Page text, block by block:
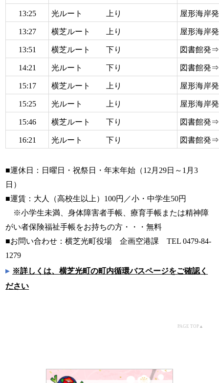
13:25 光ルート 上り 屋形海岸
13:27 横芝ルート 上り 屋形海岸
13:51 横芝ルート 下り 図書館発
14:21 光ルート 下り 図書館発
15:17 横芝ルート 上り 屋形海岸
15:25 光ルート 上り 屋形海岸
15:46 横芝ルート 下り 図書館発
16:21 光ルート 下り 図書館発
■運休日：日曜日・祝祭日・年末年始（12月29日～1月3
日）
■運賃：大人（高校生以上）100円／小・中学生50円
※小学生未満、身体障害者手帳、療育手帳または精神障
がい者保険福祉手帳をお持ちの方・・・無料
■お問い合わせ：横芝光町役場 企画空港課 TEL 0479-84-
1279
※詳しくは、横芝光町の町内循環バスページをご確認く
ださい
PAGE TOP▲